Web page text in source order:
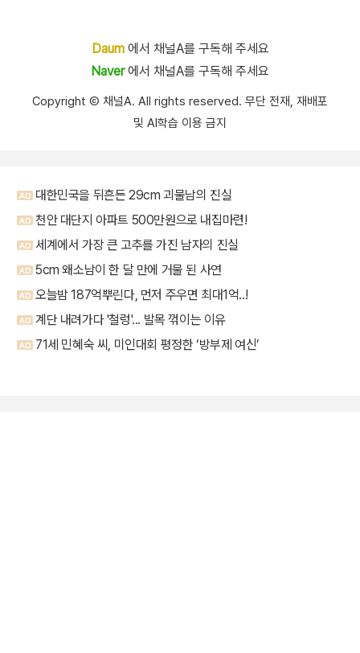
Daum에서 채널A를 구독해 주세요
Naver에서 채널A를 구독해 주세요
Copyright Ⓒ 채널A. All rights reserved. 무단 전재, 재배포
및 AI학습 이용 금지